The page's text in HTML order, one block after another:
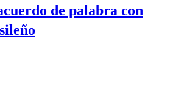
de palabra con